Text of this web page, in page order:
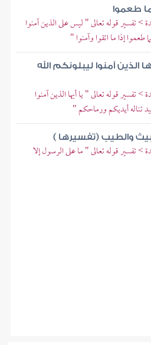
طعموا
> تفسير قوله تعالى " ليس على الذين آمنوا
إذا ما اتقوا وآمنوا "
الذين آمنوا ليبلونكم الله
تفسير قوله تعالى " يا أيها الذين آمنوا
تناله أيديكم ورماحكم "
والطيب (تفسيرها )
> تفسير قوله تعالى " ما على الرسول إلا